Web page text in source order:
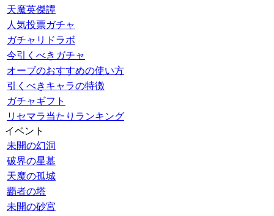
天魔英傑譚
人気投票ガチャ
ガチャリドラボ
今引くべきガチャ
オーブのおすすめの使い方
引くべきキャラの特徴
ガチャギフト
リセマラ当たりランキング
イベント
未開の幻洞
破界の星墓
天魔の孤城
覇者の塔
未開の砂宮